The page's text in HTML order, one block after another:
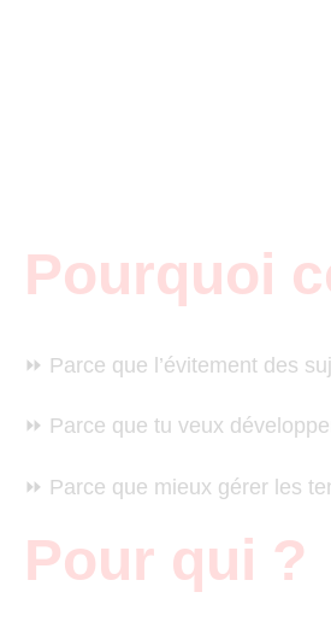
Pourquoi
⏩ Parce que l’évitement des
⏩ Parce que tu veux
⏩ Parce que mieux gérer les
Pour qui ?